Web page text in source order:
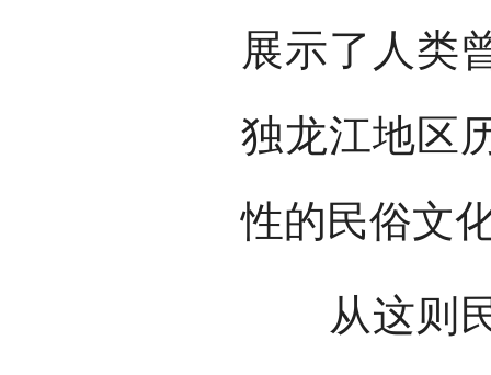
展示了人类
独龙江地区
性的民俗文
从这则民